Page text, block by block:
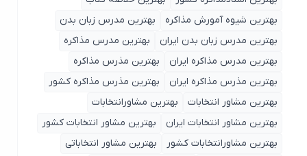
بهترین شیوه آمورش مذاکره
بهترین مدرس زبان بدن
بهترین مدرس زبان بدن ایران
بهترین مدرس مذاکره
بهترین مدرس مذاکره ایران
بهترین مذرس مذاکره
بهترین مذرس مذاکره ایران
بهترین مذرس مذاکره کشور
بهترین مشاور انتخابات
بهترین مشاورانتخابات
بهترین مشاور انتخابات ایران
بهترین مشاور انتخابات کشور
بهترین مشاورانتخابات کشور
بهترین مشاور انتخاباتی